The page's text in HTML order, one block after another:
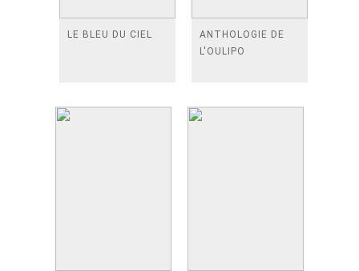
LE BLEU DU CIEL
ANTHOLOGIE DE
L'OULIPO